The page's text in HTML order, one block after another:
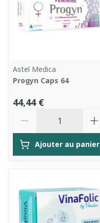
Astel Medica
Progyn Caps 64
44,44 €
Ajouter au panier